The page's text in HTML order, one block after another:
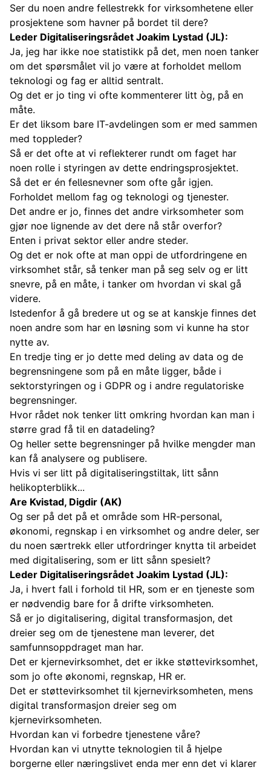
Ser du noen andre fellestrekk for virksomhetene eller
prosjektene som havner på bordet til dere?
Leder Digitaliseringsrådet Joakim Lystad (JL):
Ja, jeg har ikke noe statistikk på det, men noen tanker
om det spørsmålet vil jo være at forholdet mellom
teknologi og fag er alltid sentralt.
Og det er jo ting vi ofte kommenterer litt òg, på en
måte.
Er det liksom bare IT-avdelingen som er med sammen
med toppleder?
Så er det ofte at vi reflekterer rundt om faget har
noen rolle i styringen av dette endringsprosjektet.
Så det er én fellesnevner som ofte går igjen.
Forholdet mellom fag og teknologi og tjenester.
Det andre er jo, finnes det andre virksomheter som
gjør noe lignende av det dere nå står overfor?
Enten i privat sektor eller andre steder.
Og det er nok ofte at man oppi de utfordringene en
virksomhet står, så tenker man på seg selv og er litt
snevre, på en måte, i tanker om hvordan vi skal gå
videre.
Istedenfor å gå bredere ut og se at kanskje finnes det
noen andre som har en løsning som vi kunne ha stor
nytte av.
En tredje ting er jo dette med deling av data og de
begrensningene som på en måte ligger, både i
sektorstyringen og i GDPR og i andre regulatoriske
begrensninger.
Hvor rådet nok tenker litt omkring hvordan kan man i
større grad få til en datadeling?
Og heller sette begrensninger på hvilke mengder man
kan få analysere og publisere.
Hvis vi ser litt på digitaliseringstiltak, litt sånn
helikopterblikk...
Are Kvistad, Digdir (AK)
Og ser på det på et område som HR-personal,
økonomi, regnskap i en virksomhet og andre deler, ser
du noen særtrekk eller utfordringer knytta til arbeidet
med digitalisering, som er litt sånn spesielt?
Leder Digitaliseringsrådet Joakim Lystad (JL):
Ja, i hvert fall i forhold til HR, som er en tjeneste som
er nødvendig bare for å drifte virksomheten.
Så er jo digitalisering, digital transformasjon, det
dreier seg om de tjenestene man leverer, det
samfunnsoppdraget man har.
Det er kjernevirksomhet, det er ikke støttevirksomhet,
som jo ofte økonomi, regnskap, HR er.
Det er støttevirksomhet til kjernevirksomheten, mens
digital transformasjon dreier seg om
kjernevirksomheten.
Hvordan kan vi forbedre tjenestene våre?
Hvordan kan vi utnytte teknologien til å hjelpe
borgerne eller næringslivet enda mer enn det vi klarer